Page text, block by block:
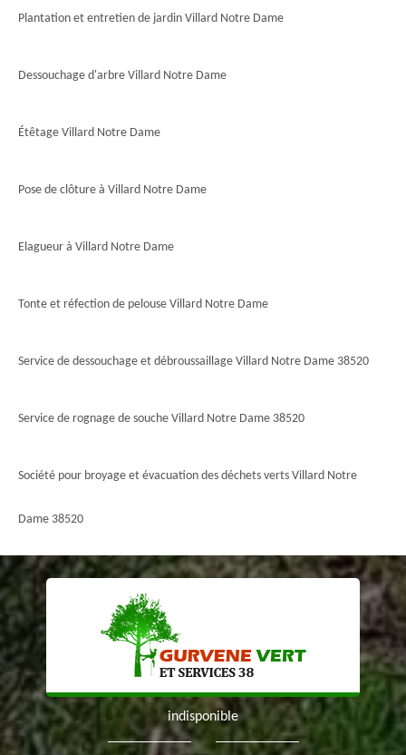
Plantation et entretien de jardin Villard Notre Dame
Dessouchage d'arbre Villard Notre Dame
Étêtage Villard Notre Dame
Pose de clôture à Villard Notre Dame
Elagueur à Villard Notre Dame
Tonte et réfection de pelouse Villard Notre Dame
Service de dessouchage et débroussaillage Villard Notre Dame 38520
Service de rognage de souche Villard Notre Dame 38520
Société pour broyage et évacuation des déchets verts Villard Notre
Dame 38520
indisponible